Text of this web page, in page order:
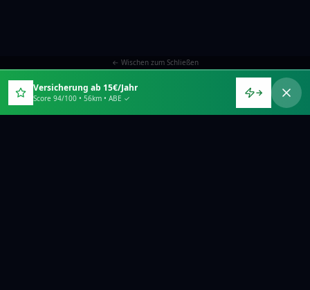
← Wischen zum Schließen
Versicherung ab 15€/Jahr
Score 94/100 • 56km • ABE ✓ →